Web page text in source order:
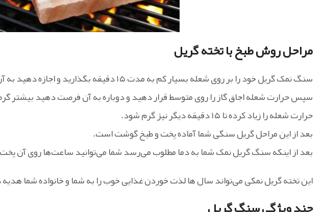
مراحل روش طبخ با تخته گریل
سنگ نمک گریل خود را بر روی شعله بسیار کم به مدت ۱۵ دقیقه بگذارید و اجازه دهید به آرامی گرم شود.
سپس حرارت شعله اجاق گاز را روی متوسط قرار دهید و دوباره به آن فرصت دهید بیشتر
حرارت شعله را زیاد کرده تا ۱۵ دقیقه دیگر نیز گرم شود.
بعد از این مراحل گریل سنگی شما آماده پخت و طبخ گوشت است.
بعد از اینکه سنگ گریل نمک شما به دما مطلوب می‌رسد شما می‌توانید ساعت‌ها روی آن
این تخته گریل نمکی می‌تواند سال ها لذت خوردن غذایی خوب را به شما و خانواده شما